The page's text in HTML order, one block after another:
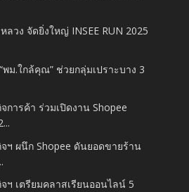
วง จัดยิ่งใหญ่ INSEE RUN 2025
พม.ใกล้คุณ” ช่วยกลุ่มเปราะบาง 3
ารค้า ร่วมเปิดงาน Shopee
ฯ ผนึก Shopee ดันยอดขายร้าน
ฯ เตรียมคลาสเรียนออนไลน์ 5